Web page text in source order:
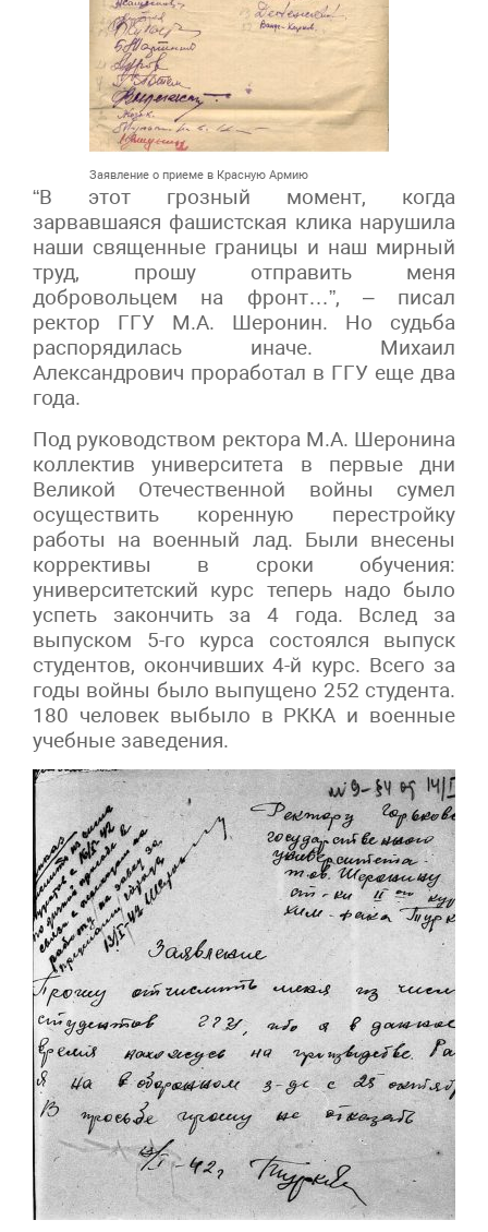
Заявление о приеме в Красную Армию
“В этот грозный момент, когда
зарвавшаяся фашистская клика нарушила
наши священные границы и наш мирный
труд, прошу отправить меня
добровольцем на фронт…”, – писал
ректор ГГУ М.А. Шеронин. Но судьба
распорядилась иначе. Михаил
Александрович проработал в ГГУ еще два
года.
Под руководством ректора М.А. Шеронина
коллектив университета в первые дни
Великой Отечественной войны сумел
осуществить коренную перестройку
работы на военный лад. Были внесены
коррективы в сроки обучения:
университетский курс теперь надо было
успеть закончить за 4 года. Вслед за
выпуском 5-го курса состоялся выпуск
студентов, окончивших 4-й курс. Всего за
годы войны было выпущено 252 студента.
180 человек выбыло в РККА и военные
учебные заведения.